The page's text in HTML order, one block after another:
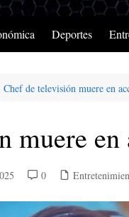
Deportes
Chef de televisión muere en
muere en
0